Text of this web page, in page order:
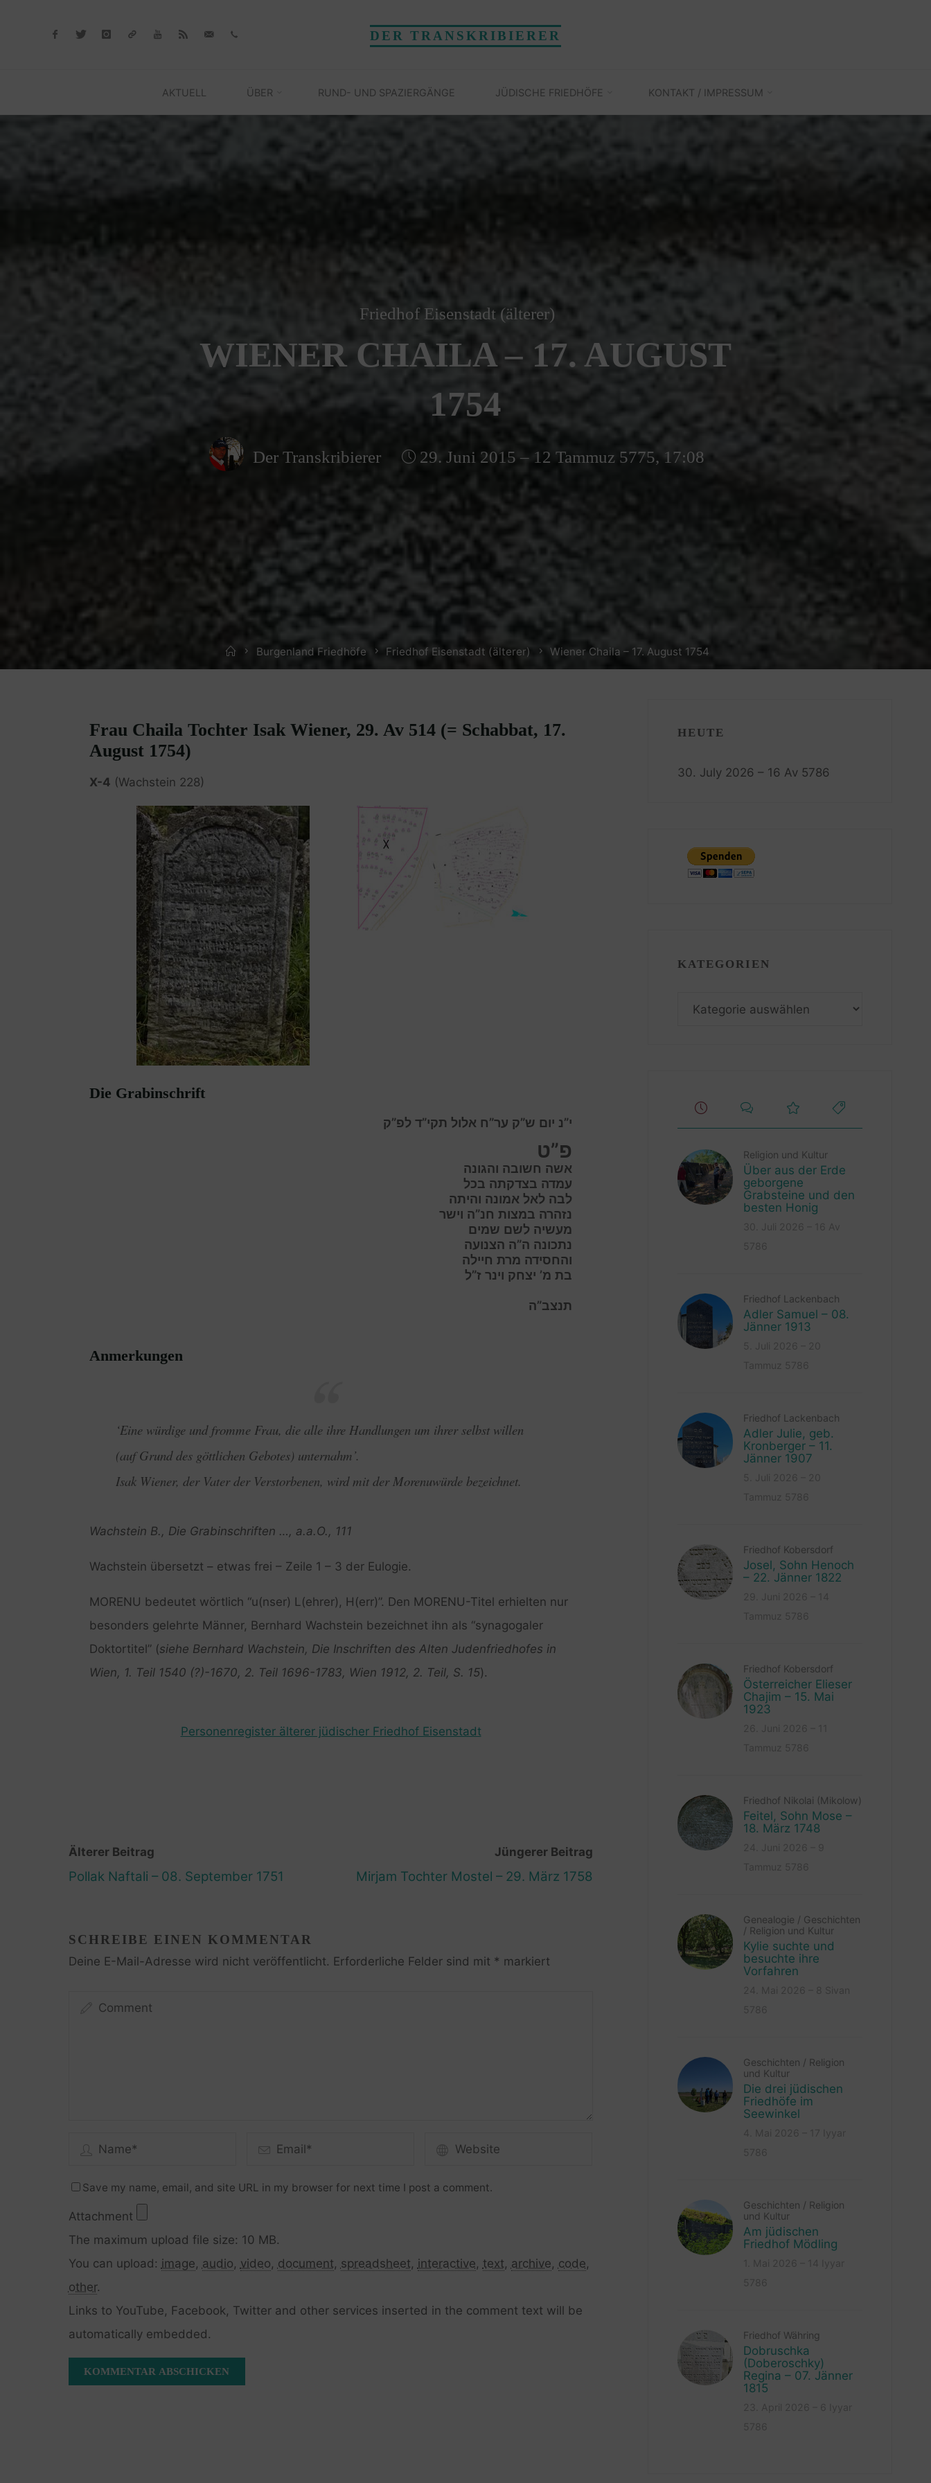
DER TRANSKRIBIERER
AKTUELL ÜBER RUND- UND SPAZIERGÄNGE JÜDISCHE FRIEDHÖFE KONTAKT / IMPRESSUM
Friedhof Eisenstadt (älterer)
WIENER CHAILA – 17. AUGUST
1754
Der Transkribierer 29. Juni 2015 – 12 Tammuz 5775, 17:08
HomeBurgenland Friedhöfe Friedhof Eisenstadt (älterer) Wiener Chaila – 17. August 1754
Frau Chaila Tochter Isak Wiener, 29. Av 514 (= Schabbat, 17.
August 1754)
X-4 (Wachstein 228)
Die Grabinschrift
י”נ יום ש”ק ער”ח אלול תקי”ד לפ”ק
פ”ט
אשה חשובה והגונה
עמדה בצדקתה בכל
לבה לאל אמונה והיתה
נזהרה במצות חנ”ה וישר
מעשיה לשם שמים
נתכונה ה”ה הצנועה
והחסידה מרת חיילה
בת מ’ יצחק וינר ז”ל
תנצב”ה
Anmerkungen
‘Eine würdige und fromme Frau, die alle ihre Handlungen um ihrer selbst willen
(auf Grund des göttlichen Gebotes) unternahm’.
Isak Wiener, der Vater der Verstorbenen, wird mit der Morenuwürde bezeichnet.
Wachstein B., Die Grabinschriften …, a.a.O., 111
Wachstein übersetzt – etwas frei – Zeile 1 – 3 der Eulogie.
MORENU bedeutet wörtlich “u(nser) L(ehrer), H(err)”. Den MORENU-Titel erhielten nur
besonders gelehrte Männer, Bernhard Wachstein bezeichnet ihn als “synagogaler
Doktortitel” (siehe Bernhard Wachstein, Die Inschriften des Alten Judenfriedhofes in
Wien, 1. Teil 1540 (?)-1670, 2. Teil 1696-1783, Wien 1912, 2. Teil, S. 15).
Personenregister älterer jüdischer Friedhof Eisenstadt
Älterer Beitrag
Pollak Naftali – 08. September 1751
Jüngerer Beitrag
Mirjam Tochter Mostel – 29. März 1758
SCHREIBE EINEN KOMMENTAR
Deine E-Mail-Adresse wird nicht veröffentlicht. Erforderliche Felder sind mit * markiert
Save my name, email, and site URL in my browser for next time I post a comment.
Attachment
The maximum upload file size: 10 MB.
You can upload: image, audio, video, document, spreadsheet, interactive, text, archive, code,
other.
Links to YouTube, Facebook, Twitter and other services inserted in the comment text will be
automatically embedded.
HEUTE
30. July 2026 – 16 Av 5786
KATEGORIEN
Religion und Kultur
Über aus der Erde
geborgene
Grabsteine und den
besten Honig
Friedhof Lackenbach
Adler Samuel – 08.
Jänner 1913
Friedhof Lackenbach
Adler Julie, geb.
Kronberger – 11.
Jänner 1907
Friedhof Kobersdorf
Josel, Sohn Henoch
– 22. Jänner 1822
Friedhof Kobersdorf
Österreicher Elieser
Chajim – 15. Mai
1923
Friedhof Nikolai (Mikolow)
Feitel, Sohn Mose –
18. März 1748
Genealogie / Geschichten
/ Religion und Kultur
Kylie suchte und
besuchte ihre
Vorfahren
Geschichten / Religion
und Kultur
Die drei jüdischen
Friedhöfe im
Seewinkel
Geschichten / Religion
und Kultur
Am jüdischen
Friedhof Mödling
Friedhof Währing
Dobruschka
(Doberoschky)
Regina – 07. Jänner
1815